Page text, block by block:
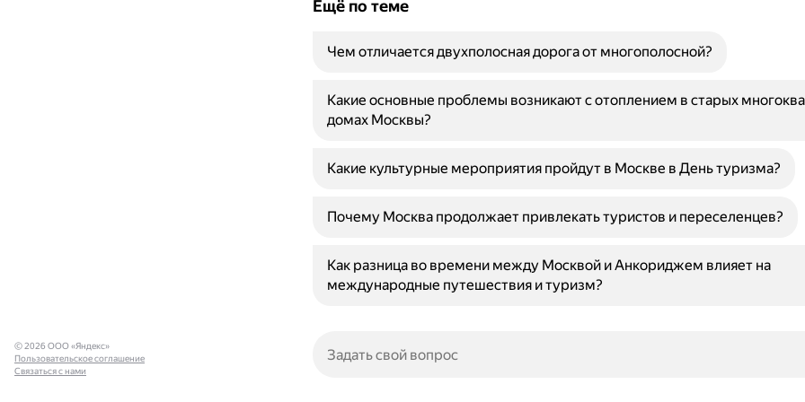
Ещё по теме
Чем отличается двухполосная дорога от многополосной?
Какие основные проблемы возникают с отоплением в старых
домах Москвы?
Какие культурные мероприятия пройдут в Москве в День туризма?
Почему Москва продолжает привлекать туристов и переселенцев?
Как разница во времени между Москвой и Анкориджем влияет на
международные путешествия и туризм?
© 2026 ООО «Яндекс»
Пользовательское соглашение
Связаться с нами